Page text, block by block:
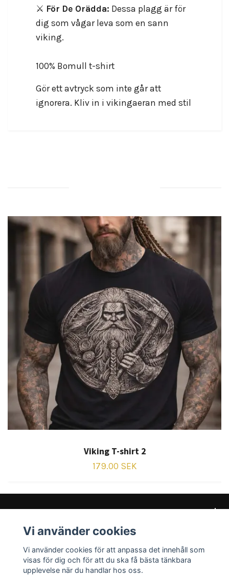
⚔️ För De Orädda: Dessa plagg är för
dig som vågar leva som en sann
viking.
100% Bomull t-shirt
Gör ett avtryck som inte går att
ignorera. Kliv in i vikingaeran med stil
Viking T-shirt 2
179.00 SEK
Kundtjänst
Sociala medier
Vi använder cookies
Vi använder cookies för att anpassa det innehåll som
visas för dig och för att du ska få bästa tänkbara
upplevelse när du handlar hos oss.